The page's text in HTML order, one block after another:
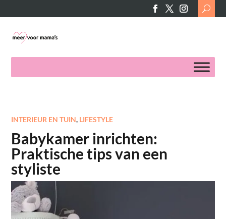
Search
for:
INTERIEUR EN TUIN, LIFESTYLE
Babykamer inrichten:
Praktische tips van een
styliste